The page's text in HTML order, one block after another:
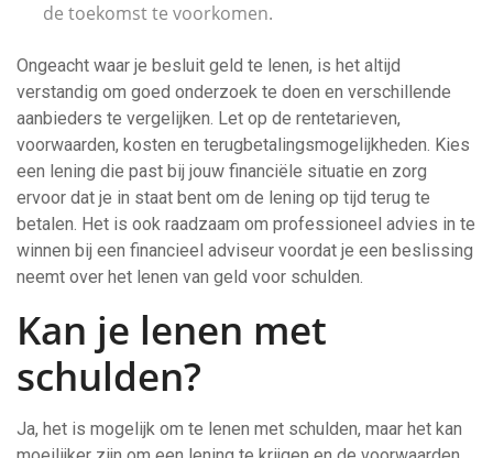
de toekomst te voorkomen.
Ongeacht waar je besluit geld te lenen, is het altijd
verstandig om goed onderzoek te doen en verschillende
aanbieders te vergelijken. Let op de rentetarieven,
voorwaarden, kosten en terugbetalingsmogelijkheden. Kies
een lening die past bij jouw financiële situatie en zorg
ervoor dat je in staat bent om de lening op tijd terug te
betalen. Het is ook raadzaam om professioneel advies in te
winnen bij een financieel adviseur voordat je een beslissing
neemt over het lenen van geld voor schulden.
Kan je lenen met
schulden?
Ja, het is mogelijk om te lenen met schulden, maar het kan